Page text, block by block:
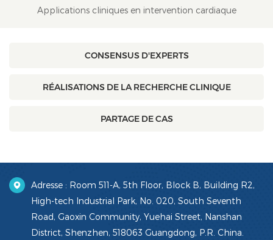
Applications cliniques en intervention cardiaque
CONSENSUS D'EXPERTS
RÉALISATIONS DE LA RECHERCHE CLINIQUE
PARTAGE DE CAS
Adresse : Room 511-A, 5th Floor, Block B, Building R2,
High-tech Industrial Park, No. 020, South Seventh
Road, Gaoxin Community, Yuehai Street, Nanshan
District, Shenzhen, 518063 Guangdong, P.R. China.